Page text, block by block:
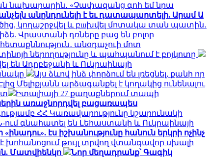
նախարարին․ «Չափազանց գոհ եմ նրա
անընդունելի է եւ դատապարտելի. Արամ Ա
կողաշրջվել և բшխվել մոտակա տան պատին․
Վրաստանի դռները բաց են բոլոր
անօդաչուի մոտ
ներողությունը և պահպանում է բոյկոտը
են Ադրբեջանի և Ուկրաինայի
Այս ձևով ինձ փորձում են լռեցնել, քանի որ
Մելիքյանն արձագանքել է կողակից ունենալու
Իտալիայի 27 քաղաքներում տապի
առաջնորդվել բացառապես
ՀՀ Կառավարությունը կշարունակի
ում գնահատել են Լեհաստանի և Ուկրաինայի
էս իշխանությունը հանուն երկրի ոչինչ
է խոհանոցում թույլ տրվող վտանգավոր սխալի
Մատվիենկո
Նոր մեղադրանք՝ Գագիկ